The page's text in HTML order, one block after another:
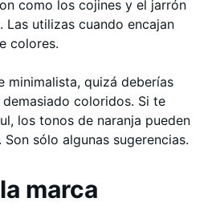
como los cojines y el jarrón
Las utilizas cuando encajan
colores.
minimalista, quizá deberías
coloridos. Si te
los tonos de naranja pueden
sólo algunas sugerencias.
marca